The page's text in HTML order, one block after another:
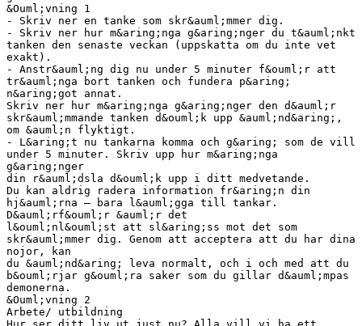
&Ouml;vning 1
- Skriv ner en tanke som skr&auml;mmer dig.
- Skriv ner hur m&aring;nga g&aring;nger du t&auml;nkt
tanken den senaste veckan (uppskatta om du inte vet
exakt).
- Anstr&auml;ng dig nu under 5 minuter f&ouml;r att
tr&auml;nga bort tanken och fundera p&aring;
n&aring;got annat.
Skriv ner hur m&aring;nga g&aring;nger den d&auml;r
skr&auml;mmande tanken d&ouml;k upp &auml;nd&aring;,
om &auml;n flyktigt.
- L&aring;t nu tankarna komma och g&aring; som de vill
under 5 minuter. Skriv upp hur m&aring;nga
g&aring;nger
din r&auml;dsla d&ouml;k upp i ditt medvetande.
Du kan aldrig radera information fr&aring;n din
hj&auml;rna – bara l&auml;gga till tankar.
D&auml;rf&ouml;r &auml;r det
l&ouml;nl&ouml;st att sl&aring;ss mot det som
skr&auml;mmer dig. Genom att acceptera att du har dina
nojor, kan
du &auml;nd&aring; leva normalt, och i och med att du
b&ouml;rjar g&ouml;ra saker som du gillar d&auml;mpas
demonerna.
&Ouml;vning 2
Arbete/ utbildning